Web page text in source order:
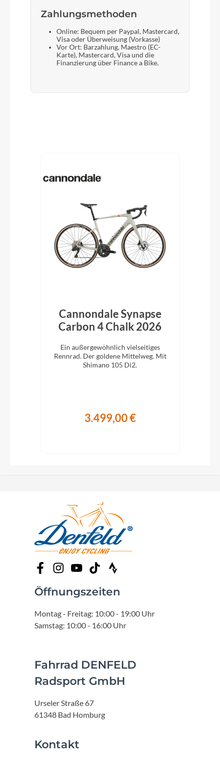
Zahlungsmethoden
Online: Bequem per Paypal, Mastercard,
Visa oder Überweisung (Vorkasse)
Vor Ort: Barzahlung, Maestro (EC-
Karte), Mastercard, Visa und die
Finanzierung über Finance a Bike.
Cannondale Synapse
Carbon 4 Chalk 2026
Ein außergewöhnlich vielseitiges
Rennrad. Der goldene Mittelweg. Mit
Shimano 105 Di2.
3.499,00 €
Öffnungszeiten
Montag - Freitag: 10:00 - 19:00 Uhr
Samstag: 10:00 - 16:00 Uhr
Fahrrad DENFELD
Radsport GmbH
Urseler Straße 67
61348 Bad Homburg
Kontakt